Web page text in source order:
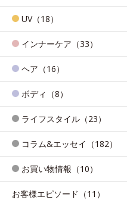
UV（18）
インナーケア（33）
ヘア（16）
ボディ（8）
ライフスタイル（23）
コラム&エッセイ（182）
お買い物情報（10）
お客様エピソード（11）